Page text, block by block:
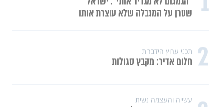
שטרן על המגבלה שלא עוצרת אותו
2 תכני ערוץ הידברות
חלום אדיר: מקבץ סגולות
עשייה והעצמה נשית